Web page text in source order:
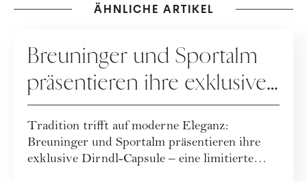
Herzblut. Ich wünsche dirÄHNLICHE ARTIKEL
Breuninger und Sportalm
präsentieren ihre exklusive
Dirndl-Capsule!
Tradition trifft auf moderne Eleganz:
Breuninger und Sportalm präsentieren ihre
exklusive Dirndl-Capsule – eine limitierte